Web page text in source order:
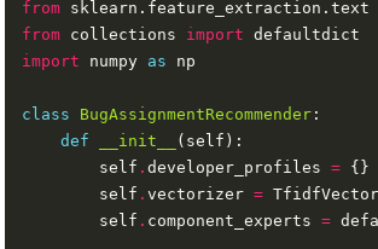
from sklearn.feature_extraction.text
from collections import
import numpy as
class BugAssignmentRecommender
def
__init__
        self
.developer_profiles =
        self
.vectorizer =
        self
. component_experts =